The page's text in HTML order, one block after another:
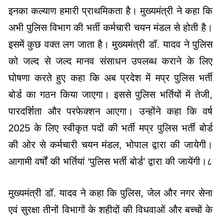
इनका कल्याण हमारी प्राथमिकता है। मुख्यमंत्री ने कहा कि
अभी पुलिस विभाग की भर्ती कर्मचारी चयन मंडल से होती है।
इसमें कुछ वक्त लग जाता है। मुख्यमंत्री डॉ. यादव ने पुलिस
को जल्द से जल्द मानव संसाधन उपलब्ध कराने के लिए
घोषणा करते हुए कहा कि अब प्रदेश में मप्र पुलिस भर्ती
बोर्ड का गठन किया जाएगा। इससे पुलिस भर्तियों में तेजी,
पारदर्शिता और परफेक्शन आएगा। उन्होंने कहा कि वर्ष
2025 के लिए स्वीकृत पदों की भर्ती मप्र पुलिस भर्ती बोर्ड
की ओर से कर्मचारी चयन मंडल, भोपाल द्वारा की जायेगी।
आगामी वर्षों की भर्तियां ‘पुलिस भर्ती बोर्ड’ द्वारा की जायेंगी।८
मुख्यमंत्री डॉ. यादव ने कहा कि पुलिस, जेल और नगर सेना
एवं सुरक्षा तीनों विभागों के शहीदों की विधवाओं और बच्चों के